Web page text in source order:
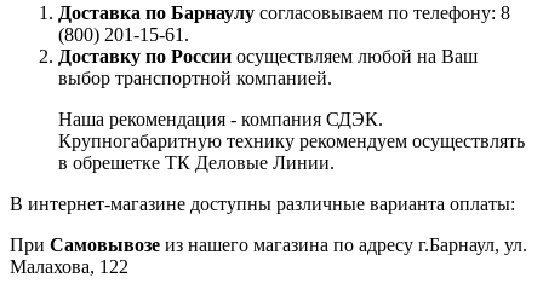
Доставка по Барнаулу согласовываем по телефону: 8
(800) 201-15-61.
Доставку по России осуществляем любой на Ваш
выбор транспортной компанией.
Наша рекомендация - компания СДЭК.
Крупногабаритную технику рекомендуем осуществлять
в обрешетке ТК Деловые Линии.
В интернет-магазине доступны различные варианта оплаты:
При Самовывозе из нашего магазина по адресу г.Барнаул, ул.
Малахова, 122